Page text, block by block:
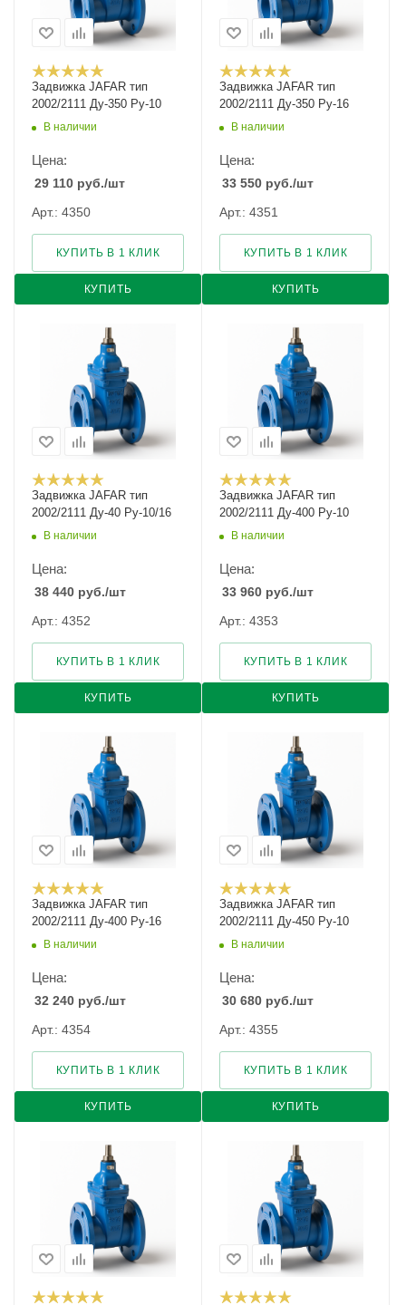
Задвижка JAFAR тип
2002/2111 Ду-350 Ру-10
В наличии
Цена:
29 110 руб./шт
Арт.: 4350
КУПИТЬ
КУПИТЬ В 1 КЛИК
Задвижка JAFAR тип
2002/2111 Ду-350 Ру-16
В наличии
Цена:
33 550 руб./шт
Арт.: 4351
КУПИТЬ
КУПИТЬ В 1 КЛИК
Задвижка JAFAR тип
2002/2111 Ду-40 Ру-10/16
В наличии
Цена:
38 440 руб./шт
Арт.: 4352
КУПИТЬ
КУПИТЬ В 1 КЛИК
Задвижка JAFAR тип
2002/2111 Ду-400 Ру-10
В наличии
Цена:
33 960 руб./шт
Арт.: 4353
КУПИТЬ
КУПИТЬ В 1 КЛИК
Задвижка JAFAR тип
2002/2111 Ду-400 Ру-16
В наличии
Цена:
32 240 руб./шт
Арт.: 4354
КУПИТЬ
КУПИТЬ В 1 КЛИК
Задвижка JAFAR тип
2002/2111 Ду-450 Ру-10
В наличии
Цена:
30 680 руб./шт
Арт.: 4355
КУПИТЬ
КУПИТЬ В 1 КЛИК